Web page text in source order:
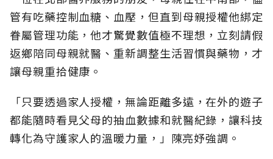
管有吃藥控制血糖、血壓，但直到母親授權他綁定
眷屬管理功能，他才驚覺數值極不理想，立刻請假
返鄉陪同母親就醫、重新調整生活習慣與藥物，才
讓母親重拾健康。
「只要透過家人授權，無論距離多遠，在外的遊子
都能隨時看見父母的抽血數據和就醫紀錄，讓科技
轉化為守護家人的溫暖力量，」陳亮妤強調。